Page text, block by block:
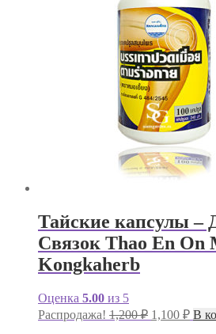
Тайские капсулы –
Связок Thao En On
Kongkaherb
Оценка 5.00 из 5
Распродажа! 1,200₽ 1,100 ₽ В